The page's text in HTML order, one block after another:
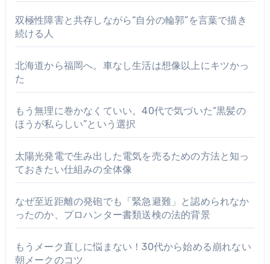
双極性障害と共存しながら“自分の輪郭”を言葉で描き
続ける人
北海道から福岡へ。車なし生活は想像以上にキツかっ
た
もう無理に巻かなくていい。40代で気づいた“黒髪の
ほうが私らしい”という選択
太陽光発電で生み出した電気を売るための方法と知っ
ておきたい仕組みの全体像
なぜ至近距離の発砲でも「緊急避難」と認められなか
ったのか、プロハンター書類送検の法的背景
もうメーク直しに悩まない！30代から始める崩れない
朝メークのコツ